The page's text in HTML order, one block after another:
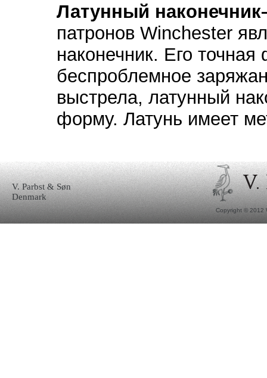
Латунный
патронов Winchester
наконечник. Его
беспроблемное
выстрела, латунный
форму. Латунь имеет
V. Parbst & Søn
Denmark
Copyright © 2012